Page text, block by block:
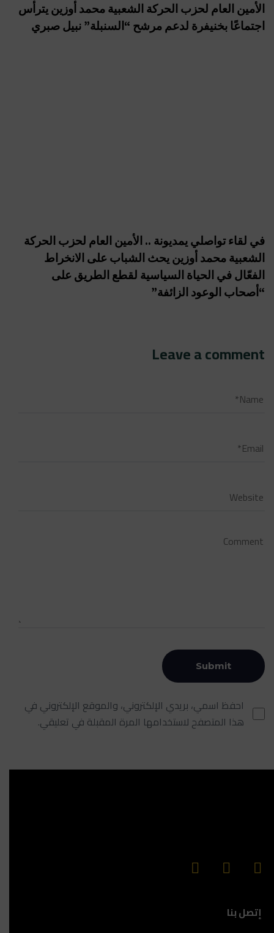
الأمين العام لحزب الحركة الشعبية محمد أوزين يترأس
اجتماعًا بخنيفرة لدعم مرشح “السنبلة” نبيل صبري
في لقاء تواصلي يمديونة .. الأمين العام لحزب الحركة
الشعبية محمد أوزين يحث الشباب على الانخراط
الفعّال في الحياة السياسية لقطع الطريق على
“أصحاب الوعود الزائفة”
Leave a comment
احفظ اسمي، بريدي الإلكتروني، والموقع الإلكتروني في
هذا المتصفح لاستخدامها المرة المقبلة في تعليقي.
إتصل بنا